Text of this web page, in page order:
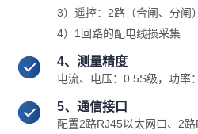
3）遥控：2路（合闸、分闸
4）1回路的配电线损采集
4、测量精度
电流、电压：0.5S级，功率
5、通信接口
配置2路RJ45以太网口、2